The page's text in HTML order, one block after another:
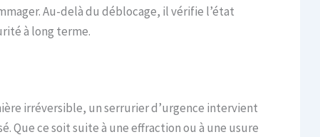
Au-delà du déblocage, il vérifie l’état
à long terme.
irréversible, un serrurier d’urgence intervient
Que ce soit suite à une effraction ou à une usure